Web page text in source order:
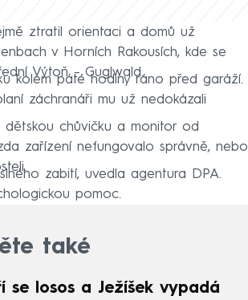
ztratil orientaci a domů už
v Horních Rakousích, kde se
Výtoň – Guglwald.
kolem páté hodiny ráno před garáží.
záchranáři mu už nedokázali
chůvičku a monitor od
zařízení nefungovalo správně, nebo
zabití, uvedla agentura DPA.
pomoc.
také
se losos a Ježíšek vypadá